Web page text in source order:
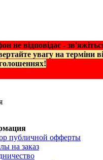
не відповідає -
увагу на терміни
публичной офферты
на заказ